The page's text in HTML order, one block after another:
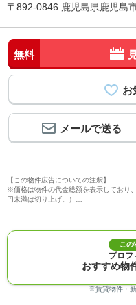
〒892-0846 鹿児島県鹿児島
無料
メールで送る
【この物件広告についての注釈】
※価格は物件の代金総額を表示しており
円未満は切り上げ。）
※写真に写っている、またはパース（絵
※建築条件付き土地価格には、建物価格
※物件情報は、原則として情報提供日の
※完成予想図はいずれも外構、植栽、外
※モデルルーム・モデルハウス・展示場
※ＣＧ合成の画像の場合、実際とは多少
※物件特徴：販売戸数が複数の物件は、
この
プロフ
おすすめ物
※賃貸物件・